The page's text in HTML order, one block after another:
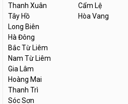
Thanh Xuân
Tây Hồ
Long Biên
Hà Đông
Bắc Từ Liêm
Nam Từ Liêm
Gia Lâm
Hoàng Mai
Thanh Trì
Sóc Sơn
Cẩm Lệ
Hòa Vang